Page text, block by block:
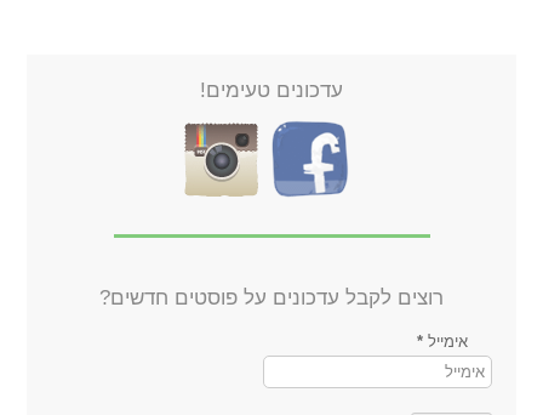
עדכונים טעימים!
רוצים לקבל עדכונים על פוסטים חדשים?
אימייל*